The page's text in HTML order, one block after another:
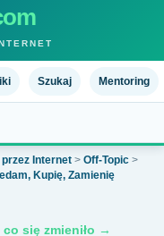
Szukaj Mentoring
Internet > Off-Topic >
Kupię, Zamienię
się zmieniło →